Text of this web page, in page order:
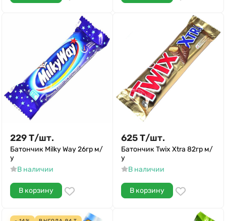
229Т/шт.
Батончик Milky Way 26гр м/
у
В наличии
В корзину
625Т/шт.
Батончик Twix Xtra 82гр м/
у
В наличии
В корзину